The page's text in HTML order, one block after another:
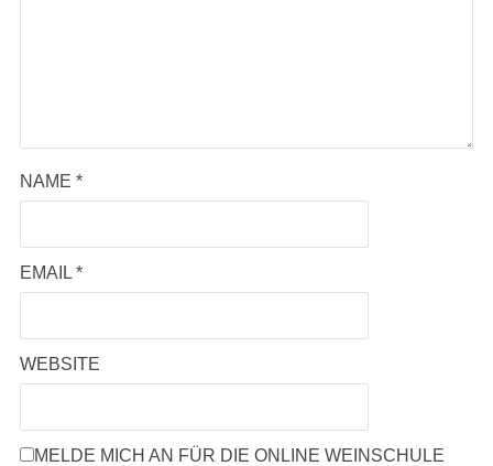
NAME *
EMAIL *
WEBSITE
MELDE MICH AN FÜR DIE ONLINE WEINSCHULE